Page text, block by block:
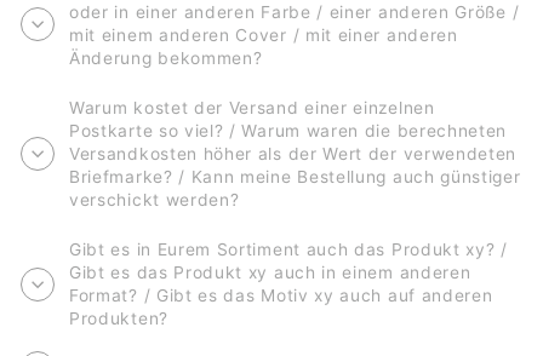
oder in einer anderen Farbe / einer anderen Größe /
mit einem anderen Cover / mit einer anderen
Änderung bekommen?
Warum kostet der Versand einer einzelnen
Postkarte so viel? / Warum waren die berechneten
Versandkosten höher als der Wert der verwendeten
Briefmarke? / Kann meine Bestellung auch günstiger
verschickt werden?
Gibt es in Eurem Sortiment auch das Produkt xy? /
Gibt es das Produkt xy auch in einem anderen
Format? / Gibt es das Motiv xy auch auf anderen
Produkten?